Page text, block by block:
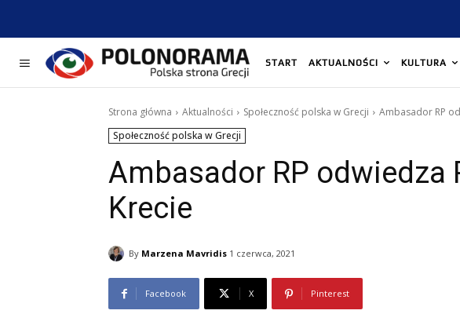
START AKTUALNOŚCI KULTURA
Strona główna Aktualności Społeczność polska w Grecji
Ambasador RP
Społeczność polska w Grecji
Ambasador RP odwiedza
Krecie
By Marzena Mavridis 1 czerwca, 2021
Facebook X Pinterest